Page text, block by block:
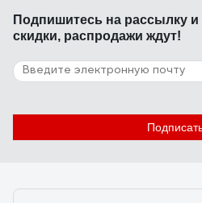
Подпишитесь на рассылку и
скидки, распродажи ждут!